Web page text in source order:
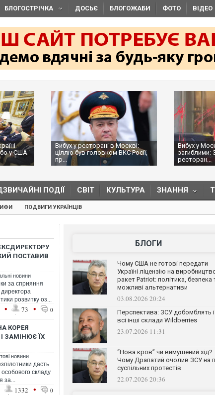
БЛОГОСТРІЧКА ДОСЬЄ БЛОГОЖАБИ ФОТО ВІДЕО
бо у США
Вибух у ресторані в Москві:
ціллю був головком ВКС Росії,
пр...
Вибух у
загиблими:
ресторан...
ПОДІЇ СВІТ КУЛЬТУРА ЗНАННЯ
ПОДВИГИ УКРАЇНЦІВ
ПОСТАВИВ
новини
за сприяння
розвитку оз...
• 73 • 0
КОРЕЯ
ЗАМІНЮЄ ЇХ
новини
дасть
особового складу
за...
1332 • 0
БЛОГИ
Чому США не готові передати
Україні ліцензію на
ракет Patriot: політика, безпека
можливі альтернативи
03.08.2026 20:24
Перспектива: ЗСУ добомблять і
всі інші склади Wildberries
23.07.2026 11:31
“Нова кров” чи вимушений хід?
Чому Драпатий очолив ЗСУ на
суспільних протестів
22.07.2026 20:36